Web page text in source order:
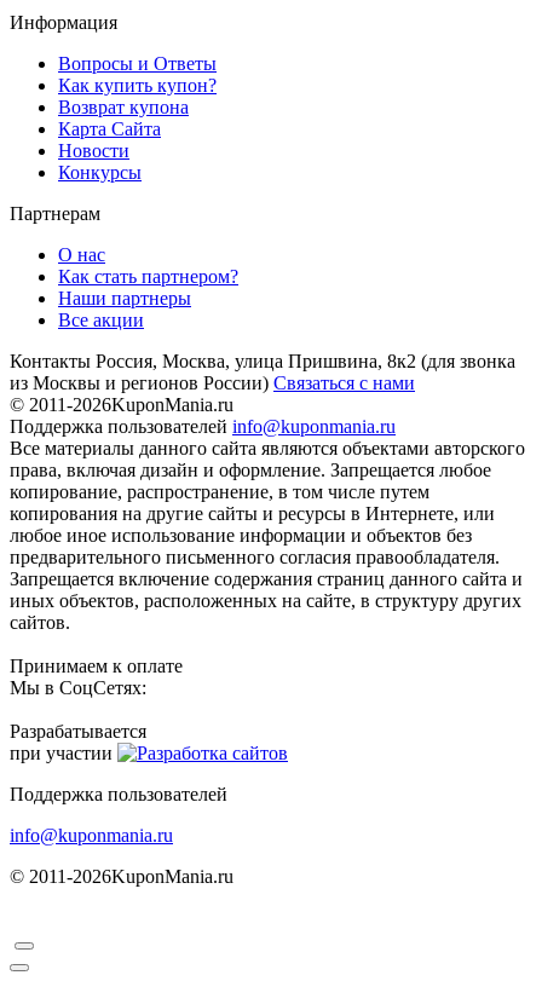
Информация
Вопросы и Ответы
Как купить купон?
Возврат купона
Карта Сайта
Новости
Конкурсы
Партнерам
О нас
Как стать партнером?
Наши партнеры
Все акции
Контакты Россия, Москва, улица Пришвина, 8к2 (для звонка
из Москвы и регионов России) Связаться с нами
© 2011-2026KuponMania.ru
Поддержка пользователей info@kuponmania.ru
Все материалы данного сайта являются объектами авторского
права, включая дизайн и оформление. Запрещается любое
копирование, распространение, в том числе путем
копирования на другие сайты и ресурсы в Интернете, или
любое иное использование информации и объектов без
предварительного письменного согласия правообладателя.
Запрещается включение содержания страниц данного сайта и
иных объектов, расположенных на сайте, в структуру других
сайтов.
Принимаем к оплате
Мы в СоцСетях:
Разрабатывается
при участии
Поддержка пользователей
info@kuponmania.ru
© 2011-2026KuponMania.ru